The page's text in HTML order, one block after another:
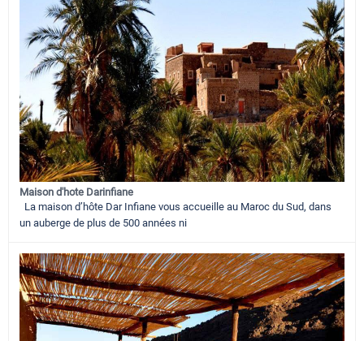
Maison d'hote Darinfiane
La maison d’hôte Dar Infiane vous accueille au Maroc du Sud, dans
un auberge de plus de 500 années ni